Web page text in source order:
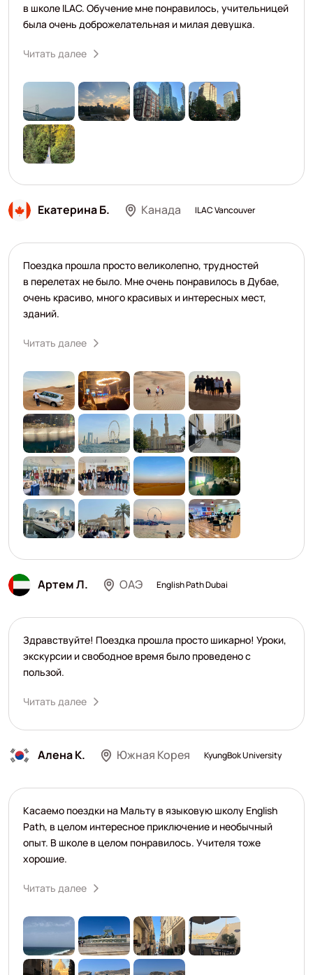
Екатерина Б. Канада ILAC Vancouver
в школе ILAC. Обучение мне понравилось, учительницей
была очень доброжелательная и милая девушка.
Читать далее
Артем Л. ОАЭ English Path Dubai
Поездка прошла просто великолепно, трудностей
в перелетах не было. Мне очень понравилось в Дубае,
очень красиво, много красивых и интересных мест,
зданий.
Читать далее
Алена К. Южная Корея KyungBok University
Здравствуйте! Поездка прошла просто шикарно! Уроки,
экскурсии и свободное время было проведено с
пользой.
Читать далее
Касаемо поездки на Мальту в языковую школу English
Path, в целом интересное приключение и необычный
опыт. В школе в целом понравилось. Учителя тоже
хорошие.
Читать далее